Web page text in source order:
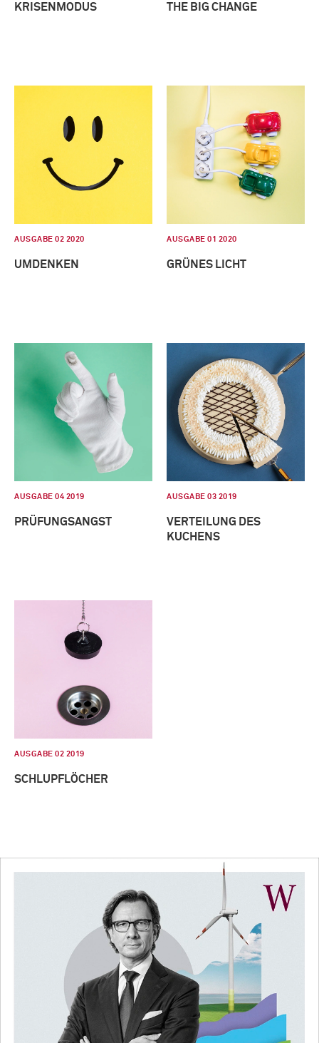
KRISENMODUS THE BIG CHANGE
AUSGABE 02 2020
UMDENKEN
AUSGABE 01 2020
GRÜNES LICHT
AUSGABE 04 2019
PRÜFUNGSANGST
AUSGABE 03 2019
VERTEILUNG DES
KUCHENS
AUSGABE 02 2019
SCHLUPFLÖCHER